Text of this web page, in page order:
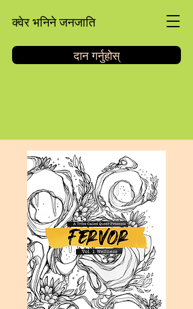
क्वेर भनिने जनजाति
दान गर्नुहोस्